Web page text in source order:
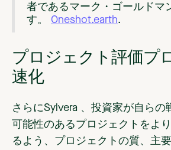
者であるマーク・ゴールドマ
す。 Oneshot.earth.
プロジェクト評価プ
速化
さらにSylvera 、投資家が自らの
可能性のあるプロジェクトをよ
るよう、プロジェクトの質、主